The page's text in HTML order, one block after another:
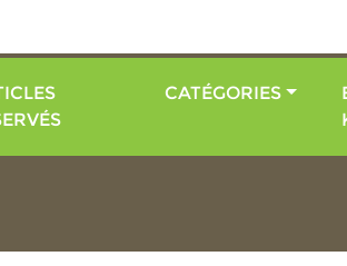
CATÉGORIES